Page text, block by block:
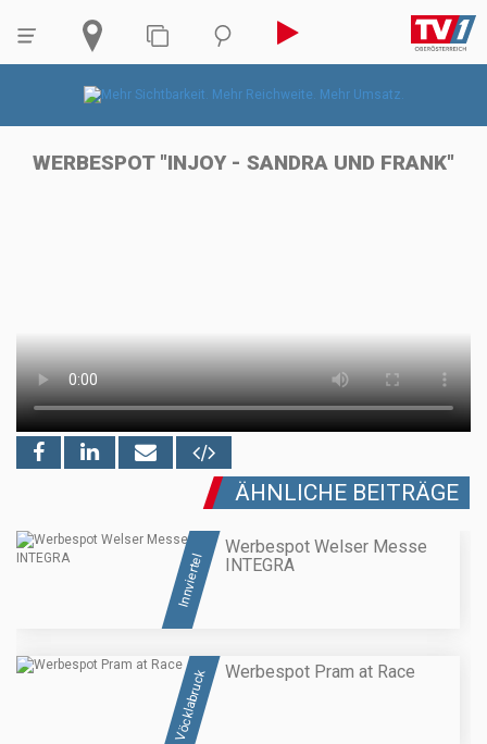
WERBESPOT "INJOY - SANDRA UND FRANK"
ÄHNLICHE BEITRÄGE
Innviertel
Werbespot Welser Messe
INTEGRA
Vöcklabruck Werbespot Pram at Race